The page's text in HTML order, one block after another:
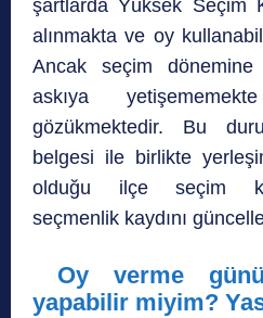
şartlarda Yüksek Seçim
alınmakta ve oy
Ancak seçim dönemine
askıya
gözükmektedir. Bu
belgesi ile birlikte
olduğu ilçe seçim
seçmenlik kaydını
Oy verme
yapabilir miyim?